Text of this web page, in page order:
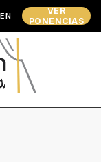
EN
VER
PONENCIAS